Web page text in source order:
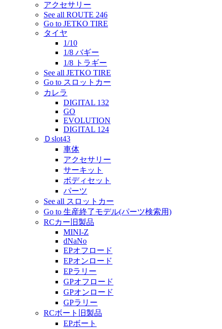
アクセサリー
See all ROUTE 246
Go to JETKO TIRE
タイヤ
1/10
1/8 バギー
1/8 トラギー
See all JETKO TIRE
Go to スロットカー
カレラ
DIGITAL 132
GO
EVOLUTION
DIGITAL 124
Ｄslot43
車体
アクセサリー
サーキット
ボディセット
パーツ
See all スロットカー
Go to 生産終了モデル(パーツ検索用)
RCカー旧製品
MINI-Z
dNaNo
EPオフロード
EPオンロード
EPラリー
GPオフロード
GPオンロード
GPラリー
RCボート旧製品
EPボート